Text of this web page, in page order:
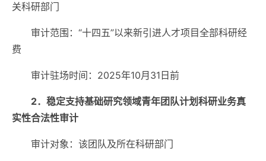
关科研部门
审计范围：“十四五”以来新引进人才项目全部科研经
费
审计驻场时间：2025年10月31日前
2．稳定支持基础研究领域青年团队计划科研业务真
实性合法性审计
审计对象：该团队及所在科研部门